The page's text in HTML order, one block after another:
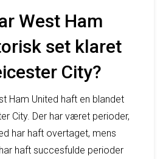
West Ham
set klaret
City?
Ham United haft en blandet
City. Der har været perioder,
har haft overtaget, mens
haft succesfulde perioder